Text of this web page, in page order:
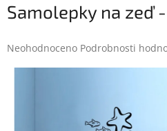
Samolepky na zeď
Průměrné
Neohodnoceno Podrobnosti